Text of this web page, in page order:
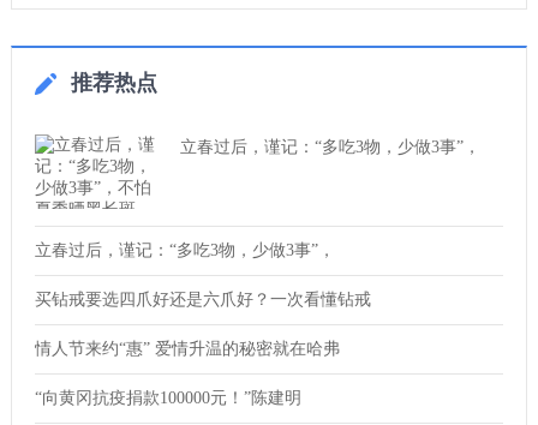
推荐热点
立春过后，谨记：“多吃3物，少做3事”，
立春过后，谨记：“多吃3物，少做3事”，
买钻戒要选四爪好还是六爪好？一次看懂钻戒
情人节来约“惠” 爱情升温的秘密就在哈弗
“向黄冈抗疫捐款100000元！”陈建明